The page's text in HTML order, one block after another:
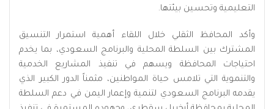
التعليمية وتحسين بيئتها.
وأكد المحافظ الثقلي خلال اللقاء أهمية استمرار التنسيق
المشترك بين السلطة المحلية والبرنامج السعودي، بما يخدم
احتياجات المحافظة ويسهم في تنفيذ المشاريع الخدمية
والتنموية التي تلامس حياة المواطنين، مثمناً الدور الكبير الذي
يقدمه البرنامج السعودي لتنمية وإعمار اليمن في دعم السلطة